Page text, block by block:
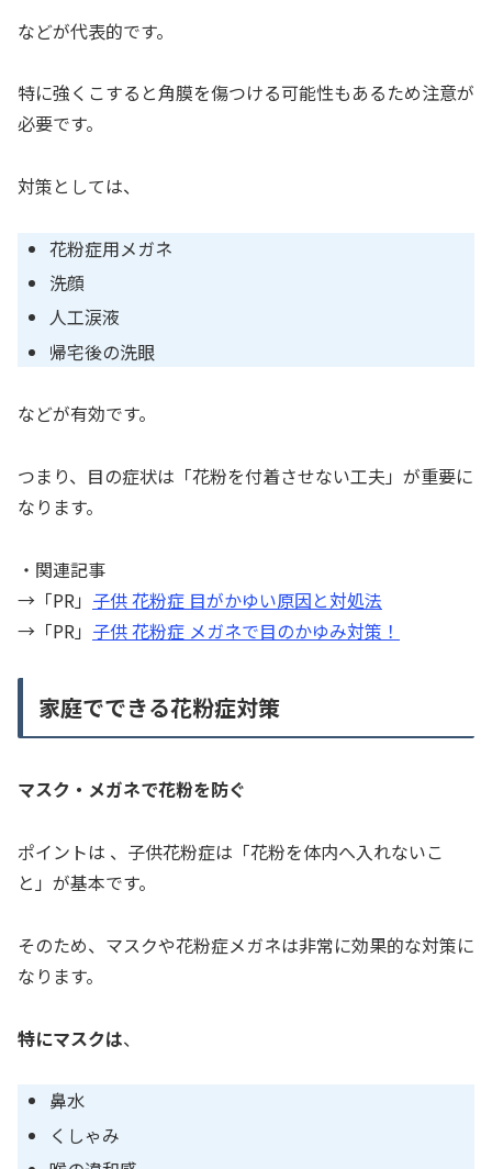
などが代表的です。
特に強くこすると角膜を傷つける可能性もあるため注意が
必要です。
対策としては、
花粉症用メガネ
洗顔
人工涙液
帰宅後の洗眼
などが有効です。
つまり、目の症状は「花粉を付着させない工夫」が重要に
なります。
・関連記事
→「PR」 子供 花粉症 目がかゆい原因と対処法
→「PR」 子供 花粉症 メガネで目のかゆみ対策！
家庭でできる花粉症対策
マスク・メガネで花粉を防ぐ
ポイントは 、子供花粉症は「花粉を体内へ入れないこ
と」が基本です。
そのため、マスクや花粉症メガネは非常に効果的な対策に
なります。
特にマスクは、
鼻水
くしゃみ